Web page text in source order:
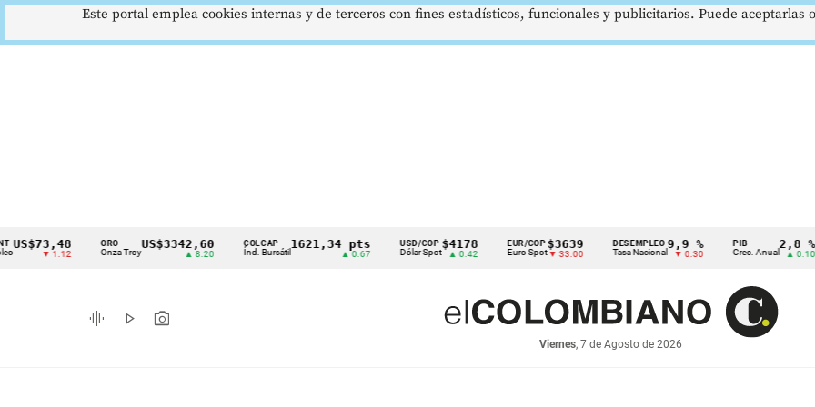
Cintillo
indicadores
económicos
▼ 1.12
ORO
Onza Troy
US$3342,60 COLCAP
Índ. Bursátil
1621,34 pts USD/COP
Dólar Spot
$4178
▲ 0.42
EUR/COP
Euro Spot
$3639
▼ 33.00
DESEMPLEO
Tasa Nacional
9,9 %
▼ 0.30
PIB
Crec. Anual
2,8 %
▲ 0.10
graphic_eq play_arrow photo_camera
Viernes, 7 de Agosto de 2026
Este portal emplea cookies internas y de terceros con fines estadísticos, funcionales y publicitarios. Puede aceptarlas